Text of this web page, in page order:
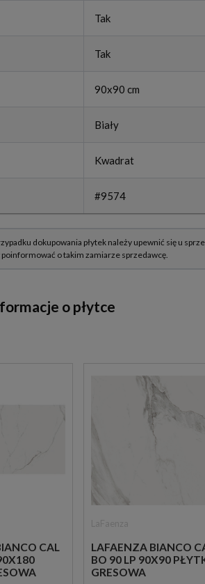
Tak
Tak
90x90 cm
Biały
Kwadrat
#9574
o płytce
CAL
LAFAENZA BIANCO
BO 90 LP 90X90
GRESOWA